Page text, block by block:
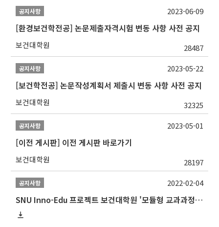
공지사항
[환경보건학전공] 논문제출자격시험 변동 사항 사전 공지
보건대학원 28487
2023-06-09
공지사항
[보건학전공] 논문작성계획서 제출시 변동 사항 사전 공지
보건대학원 32325
2023-05-22
공지사항
[이전 게시판] 이전 게시판 바로가기
보건대학원 28197
2023-05-01
공지사항
SNU Inno-Edu 프로젝트 보건대학원 '모듈형 교과과정' 안내(revised 2022/2/28)
2022-02-04